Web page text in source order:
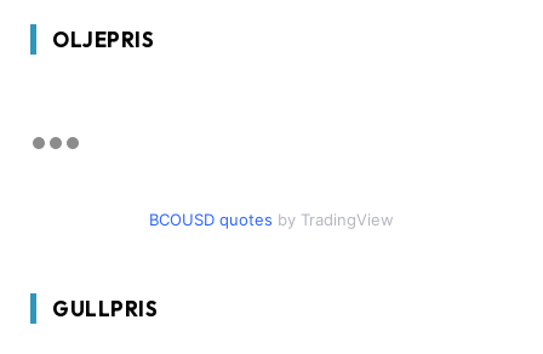
OLJEPRIS
BCOUSD quotes by TradingView
GULLPRIS